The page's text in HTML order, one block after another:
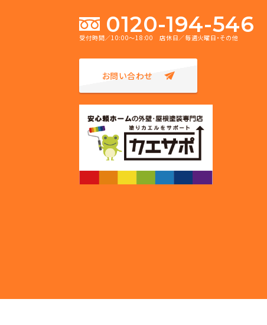
0120-194-546
受付時間／10:00～18:00 店休日／毎週火曜日・その他
お問い合わせ